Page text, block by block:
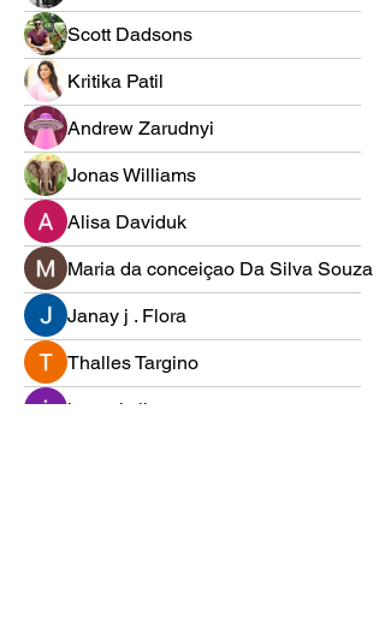
Scott Dadsons
Kritika Patil
Andrew Zarudnyi
Jonas Williams
Alisa Daviduk
Maria da conceiçao Da Silva Souza
Janay j . Flora
Thalles Targino
ismael silva